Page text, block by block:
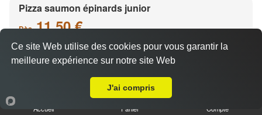
Pizza saumon épinards junior
Dès11.50 €
Accueil Panier Compte
Ce site Web utilise des cookies pour vous garantir la
meilleure expérience sur notre site Web
J'ai compris